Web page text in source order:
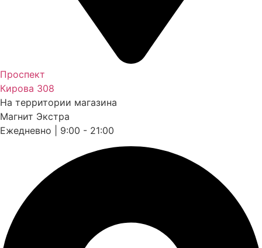
Проспект
Кирова 308
На территории магазина
Магнит Экстра
Ежедневно | 9:00 - 21:00